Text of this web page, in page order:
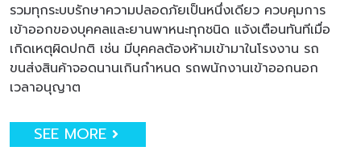
รวมทุกระบบรักษาความปลอดภัยเป็นหนึ่งเดียว ควบคุมการ
เข้าออกของบุคคลและยานพาหนะทุกชนิด แจ้งเตือนทันทีเมื่อ
เกิดเหตุผิดปกติ เช่น มีบุคคลต้องห้ามเข้ามาในโรงงาน รถ
ขนส่งสินค้าจอดนานเกินกำหนด รถพนักงานเข้าออกนอก
เวลาอนุญาต
SEE MORE